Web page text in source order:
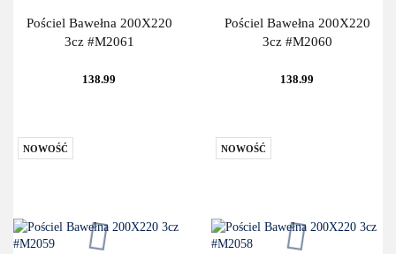
Pościel Bawełna 200X220
3cz #M2061
138.99
Pościel Bawełna 200X220
3cz #M2060
138.99
NOWOŚĆ NOWOŚĆ